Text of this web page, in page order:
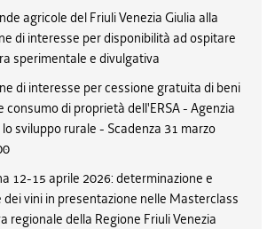
agricole del Friuli Venezia Giulia alla
di interesse per disponibilità ad ospitare
sperimentale e divulgativa
di interesse per cessione gratuita di beni
consumo di proprietà dell'ERSA - Agenzia
sviluppo rurale - Scadenza 31 marzo
12-15 aprile 2026: determinazione e
vini in presentazione nelle Masterclass
regionale della Regione Friuli Venezia